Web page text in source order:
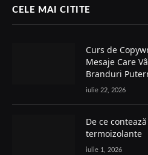
CELE MAI CITITE
Curs de
Mesaje Care
Branduri
iulie 22, 2026
De ce
termoizolante
iulie 1, 2026